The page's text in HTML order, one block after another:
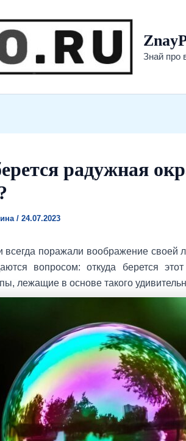
Знай про
радужная
/ 24.07.2023
поражали воображение своей
вопросом: откуда берется
лежащие в основе такого